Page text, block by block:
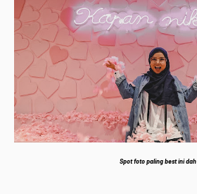
Spot foto paling best ini dah